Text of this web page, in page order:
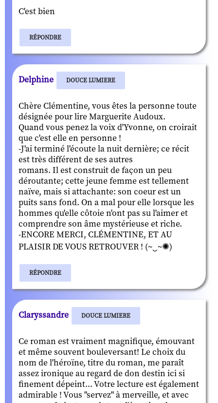
C'est bien
RÉPONDRE
Delphine DOUCE LUMIERE
Chère Clémentine, vous êtes la personne toute
désignée pour lire Marguerite Audoux.
Quand vous penez la voix d'Yvonne, on croirait
que c'est elle en personne !
-J'ai terminé l'écoute la nuit dernière; ce récit
est très différent de ses autres
romans. Il est construit de façon un peu
déroutante; cette jeune femme est tellement
naïve, mais si attachante: son coeur est un
puits sans fond. On a mal pour elle lorsque les
hommes qu'elle côtoie n'ont pas su l'aimer et
comprendre son âme mystérieuse et riche.
-ENCORE MERCI, CLÉMENTINE, ET AU
PLAISIR DE VOUS RETROUVER ! (~‿~✺)
RÉPONDRE
Claryssandre DOUCE LUMIERE
Ce roman est vraiment magnifique, émouvant
et même souvent bouleversant! Le choix du
nom de l'héroïne, titre du roman, me paraît
assez ironique au regard de don destin ici si
finement dépeint... Votre lecture est également
admirable ! Vous "servez" à merveille, et avec